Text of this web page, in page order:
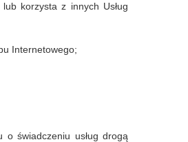
korzysta z innych Usług
Internetowego;
świadczeniu usług drogą